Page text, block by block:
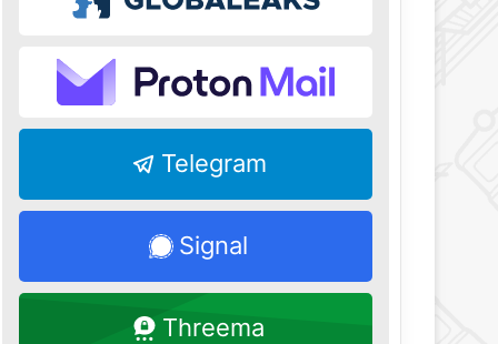
Telegram
Signal
Threema